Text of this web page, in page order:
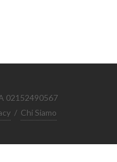
02152490567
/ Chi Siamo